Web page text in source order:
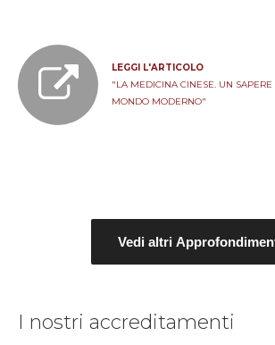
LEGGI L'ARTICOLO
"LA MEDICINA CINESE. UN SAPERE
MONDO MODERNO"
Vedi altri
I nostri accreditamenti